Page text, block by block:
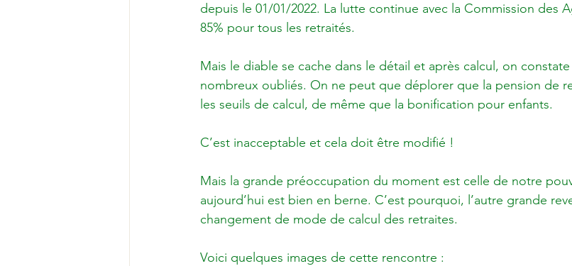
depuis le 01/01/2022. La lutte continue avec la Commission des
85% pour tous les retraités.
Mais le diable se cache dans le détail et après calcul, on
nombreux oubliés. On ne peut que déplorer que la pension de
les seuils de calcul, de même que la bonification pour enfants.
C’est inacceptable et cela doit être modifié !
Mais la grande préoccupation du moment est celle de notre
aujourd’hui est bien en berne. C’est pourquoi, l’autre grande
changement de mode de calcul des retraites.
Voici quelques images de cette rencontre :